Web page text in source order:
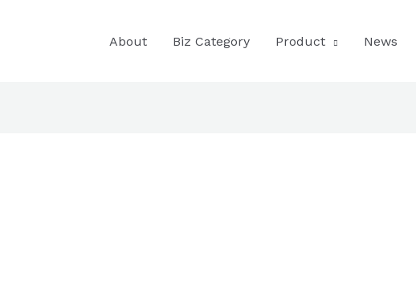
About Biz Category Product News